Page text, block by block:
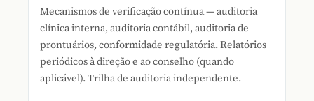
Mecanismos de verificação contínua — auditoria
clínica interna, auditoria contábil, auditoria de
prontuários, conformidade regulatória. Relatórios
periódicos à direção e ao conselho (quando
aplicável). Trilha de auditoria independente.